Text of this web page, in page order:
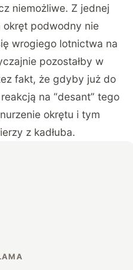
niemożliwe. Z jednej
okręt podwodny nie
wrogiego lotnictwa na
pozostałby w
fakt, że gdyby już do
na “desant” tego
okrętu i tym
z kadłuba.